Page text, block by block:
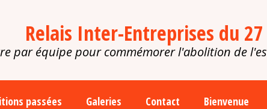
Relais Inter-Entreprises du
par équipe pour commémorer l'abolition de
passées Galeries Contact Bienvenue